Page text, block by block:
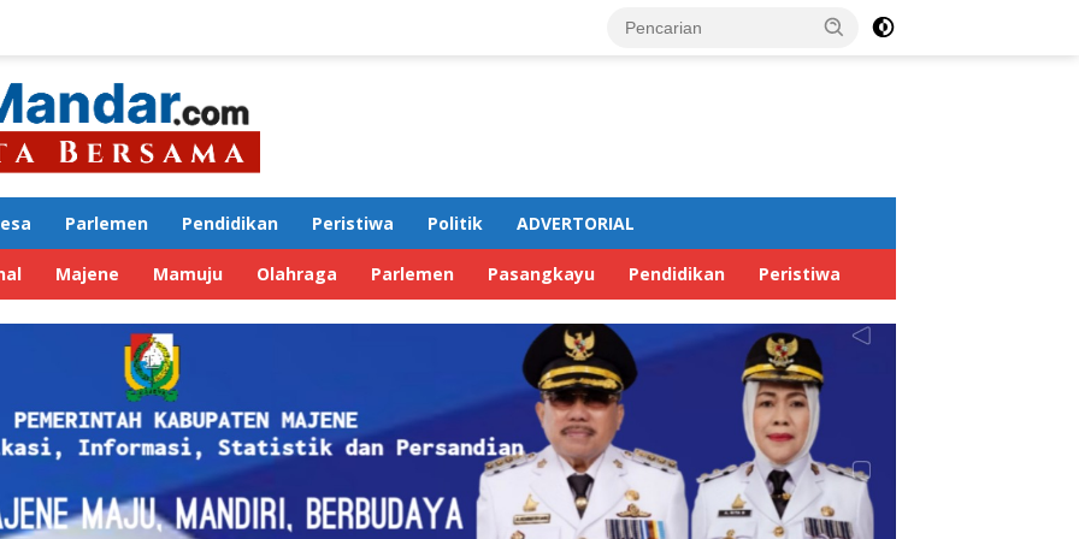
Parlemen Pendidikan Peristiwa Politik ADVERTORIAL
Majene Mamuju Olahraga Parlemen Pasangkayu Pendidikan Peristiwa